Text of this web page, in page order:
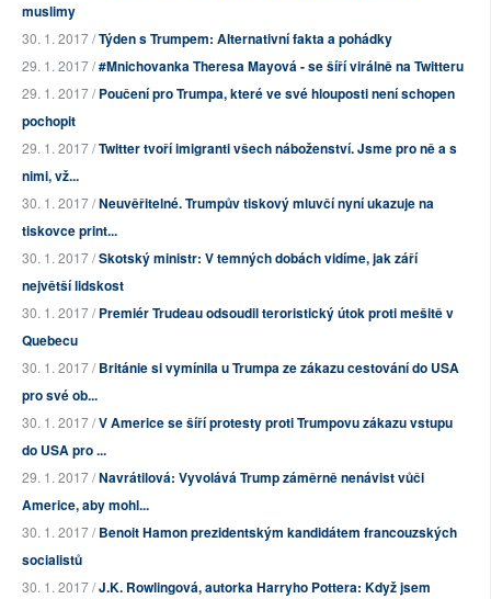
muslimy
30. 1. 2017 /Týden s Trumpem: Alternativní fakta a pohádky
29. 1. 2017 /#Mnichovanka Theresa Mayová - se šíří virálně na Twitteru
29. 1. 2017 /Poučení pro Trumpa, které ve své hlouposti není schopen
pochopit
29. 1. 2017 /Twitter tvoří imigranti všech náboženství. Jsme pro ně a s
nimi, vž...
30. 1. 2017 /Neuvěřitelné. Trumpův tiskový mluvčí nyní ukazuje na
tiskovce print...
30. 1. 2017 /Skotský ministr: V temných dobách vidíme, jak září
největší lidskost
30. 1. 2017 /Premiér Trudeau odsoudil teroristický útok proti mešitě v
Quebecu
30. 1. 2017 /Británie si vymínila u Trumpa ze zákazu cestování do USA
pro své ob...
30. 1. 2017 /V Americe se šíří protesty proti Trumpovu zákazu vstupu
do USA pro ...
29. 1. 2017 /Navrátilová: Vyvolává Trump záměrně nenávist vůči
Americe, aby mohl...
30. 1. 2017 /Benoit Hamon prezidentským kandidátem francouzských
socialistů
30. 1. 2017 /J.K. Rowlingová, autorka Harryho Pottera: Když jsem